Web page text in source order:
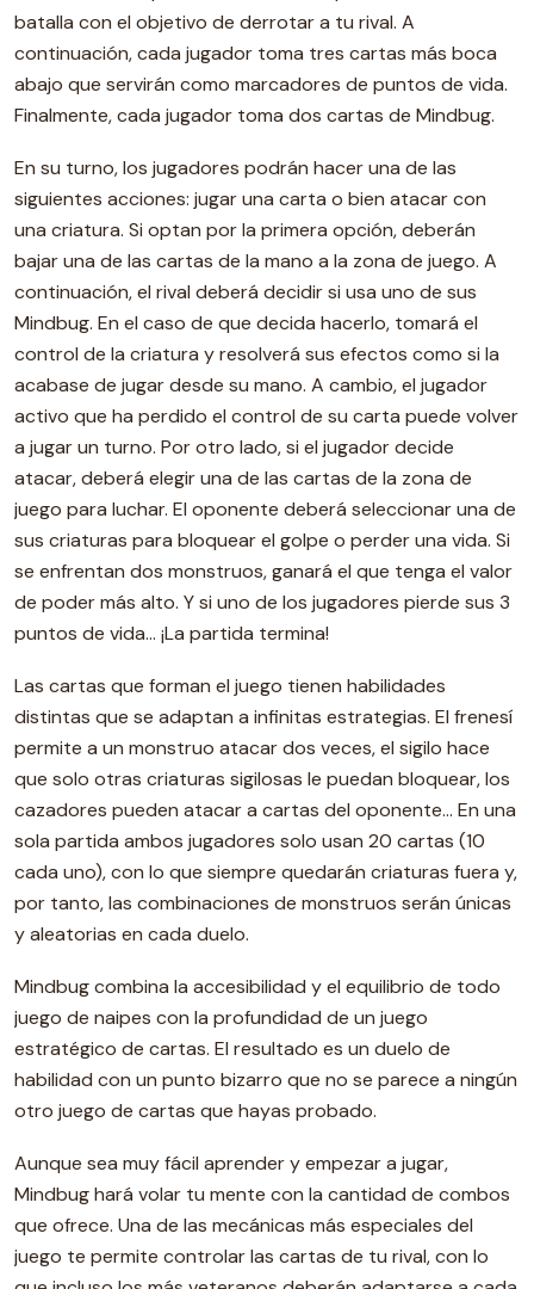
batalla con el objetivo de derrotar a tu rival. A
continuación, cada jugador toma tres cartas más boca
abajo que servirán como marcadores de puntos de vida.
Finalmente, cada jugador toma dos cartas de Mindbug.
En su turno, los jugadores podrán hacer una de las
siguientes acciones: jugar una carta o bien atacar con
una criatura. Si optan por la primera opción, deberán
bajar una de las cartas de la mano a la zona de juego. A
continuación, el rival deberá decidir si usa uno de sus
Mindbug. En el caso de que decida hacerlo, tomará el
control de la criatura y resolverá sus efectos como si la
acabase de jugar desde su mano. A cambio, el jugador
activo que ha perdido el control de su carta puede volver
a jugar un turno. Por otro lado, si el jugador decide
atacar, deberá elegir una de las cartas de la zona de
juego para luchar. El oponente deberá seleccionar una de
sus criaturas para bloquear el golpe o perder una vida. Si
se enfrentan dos monstruos, ganará el que tenga el valor
de poder más alto. Y si uno de los jugadores pierde sus 3
puntos de vida… ¡La partida termina!
Las cartas que forman el juego tienen habilidades
distintas que se adaptan a infinitas estrategias. El frenesí
permite a un monstruo atacar dos veces, el sigilo hace
que solo otras criaturas sigilosas le puedan bloquear, los
cazadores pueden atacar a cartas del oponente… En una
sola partida ambos jugadores solo usan 20 cartas (10
cada uno), con lo que siempre quedarán criaturas fuera y,
por tanto, las combinaciones de monstruos serán únicas
y aleatorias en cada duelo.
Mindbug combina la accesibilidad y el equilibrio de todo
juego de naipes con la profundidad de un juego
estratégico de cartas. El resultado es un duelo de
habilidad con un punto bizarro que no se parece a ningún
otro juego de cartas que hayas probado.
Aunque sea muy fácil aprender y empezar a jugar,
Mindbug hará volar tu mente con la cantidad de combos
que ofrece. Una de las mecánicas más especiales del
juego te permite controlar las cartas de tu rival, con lo